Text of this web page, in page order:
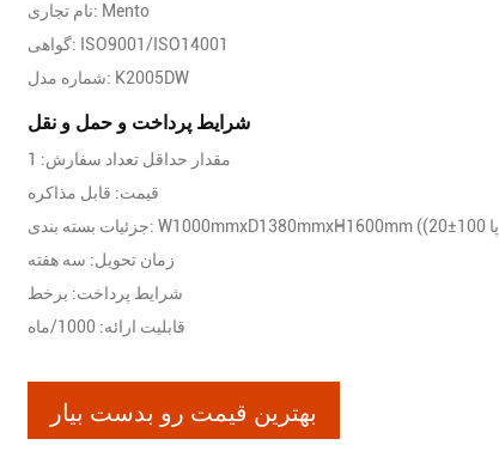
نام تجاری: Mento
گواهی: ISO9001/ISO14001
شماره مدل: K2005DW
شرایط پرداخت و حمل و نقل
مقدار حداقل تعداد سفارش: 1
قیمت: قابل مذاکره
زمان تحویل: سه هفته
شرایط پرداخت: برخط
قابلیت ارائه: 1000/ماه
بهترین قیمت رو بدست بیار